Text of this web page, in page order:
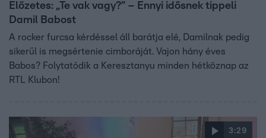
Előzetes: „Te vak vagy?” – Ennyi idősnek tippeli
Damil Babost
A rocker furcsa kérdéssel áll barátja elé, Damilnak pedig
sikerül is megsértenie cimboráját. Vajon hány éves
Babos? Folytatódik a Keresztanyu minden hétköznap az
RTL Klubon!
3:29